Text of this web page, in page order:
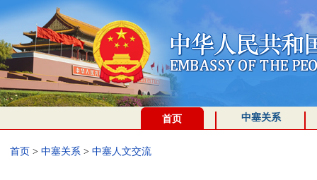
首页 中塞关系
首页 > 中塞关系> 中塞人文交流